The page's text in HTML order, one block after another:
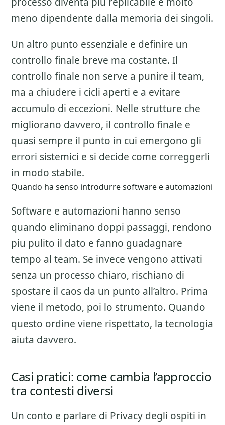
meno dipendente dalla memoria dei singoli.
Un altro punto essenziale e definire un
controllo finale breve ma costante. Il
controllo finale non serve a punire il team,
ma a chiudere i cicli aperti e a evitare
accumulo di eccezioni. Nelle strutture che
migliorano davvero, il controllo finale e
quasi sempre il punto in cui emergono gli
errori sistemici e si decide come correggerli
in modo stabile.
Quando ha senso introdurre software e automazioni
Software e automazioni hanno senso
quando eliminano doppi passaggi, rendono
piu pulito il dato e fanno guadagnare
tempo al team. Se invece vengono attivati
senza un processo chiaro, rischiano di
spostare il caos da un punto all’altro. Prima
viene il metodo, poi lo strumento. Quando
questo ordine viene rispettato, la tecnologia
aiuta davvero.
Casi pratici: come cambia l’approccio
tra contesti diversi
Un conto e parlare di Privacy degli ospiti in